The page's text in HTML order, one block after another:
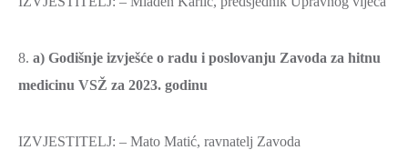
8. a) Godišnje izvješće o radu i poslovanju Zavoda za hitnu
medicinu VSŽ za 2023. godinu
IZVJESTITELJ: – Mato Matić, ravnatelj Zavoda